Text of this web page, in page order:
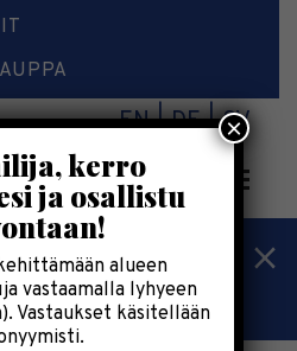
EN DE SV
»
kesälehti »
kerro
ja osallistu
alueen
vastaamalla lyhyeen
Vastaukset käsitellään
×